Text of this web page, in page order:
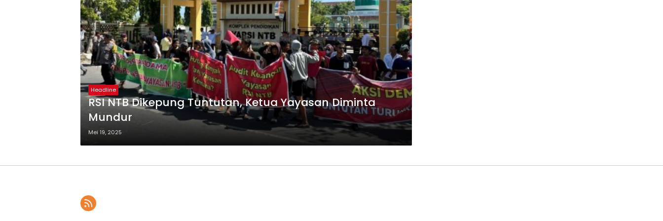
Headline
RSI NTB Dikepung Tuntutan, Ketua Yayasan Diminta
Mundur
Mei 19, 2025